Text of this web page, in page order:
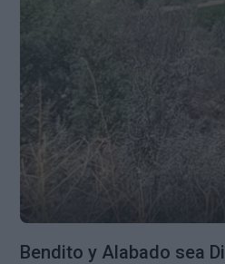
Bendito y Alabado sea